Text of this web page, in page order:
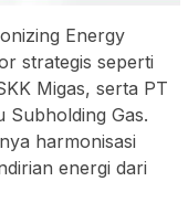
Energy
strategis seperti
Migas, serta PT
Subholding Gas.
harmonisasi
energi dari